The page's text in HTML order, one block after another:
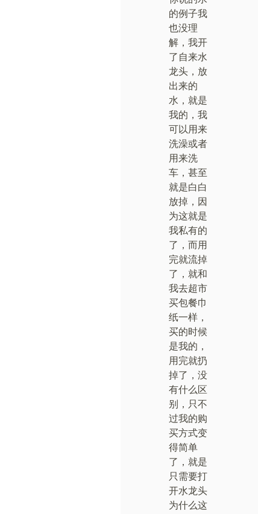
的例子我
也没理
解，我开
了自来水
龙头，放
出来的
水，就是
我的，我
可以用来
洗澡或者
用来洗
车，甚至
就是白白
放掉，因
为这就是
我私有的
了，而用
完就流掉
了，就和
我去超市
买包餐巾
纸一样，
买的时候
是我的，
用完就扔
掉了，没
有什么区
别，只不
过我的购
买方式变
得简单
了，就是
只需要打
开水龙头
为什么这